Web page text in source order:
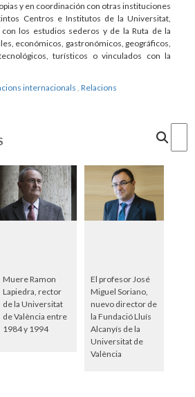
y en coordinación con otras instituciones
Centros e Institutos de la Universitat,
con los estudios sederos y de la Ruta de la
económicos, gastronómicos, geográficos,
turísticos o vinculados con la
internacionals Relacions
Muere Ramon
Lapiedra, rector
de la Universitat
de València entre
1984 y 1994
El profesor José
Miguel Soriano,
nuevo director de
la Fundació Lluís
Alcanyís de la
Universitat de
València